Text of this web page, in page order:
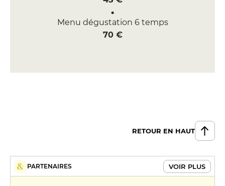
Menu dégustation 6 temps
70 €
RETOUR EN HAUT
PARTENAIRES VOIR PLUS